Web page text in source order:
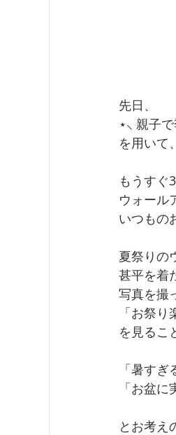
先日、
⋆⸜ 親子
を用いて
もうすぐ
ウォール
いつもの
夏祭りの
甚平を着
写真を撮
「お祭
を見るこ
「暑す
「お盆
とお考え